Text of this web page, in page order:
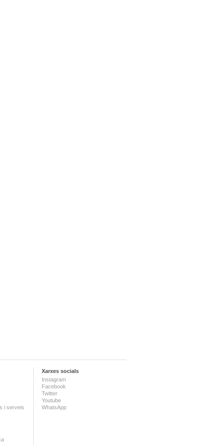
i serveis
Xarxes socials
Instagram
Facebook
Twitter
Youtube
WhatsApp